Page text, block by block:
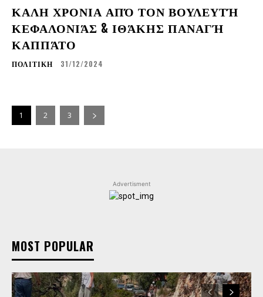
ΚΑΛΗ ΧΡΟΝΙΑ ΑΠΌ ΤΟΝ ΒΟΥΛΕΥΤΉ
ΚΕΦΑΛΟΝΙΆΣ & ΙΘΆΚΗΣ ΠΑΝΑΓΉ
ΚΑΠΠΆΤΟ
ΠΟΛΙΤΙΚΗ 31/12/2024
1 2 3
Advertisment
MOST POPULAR